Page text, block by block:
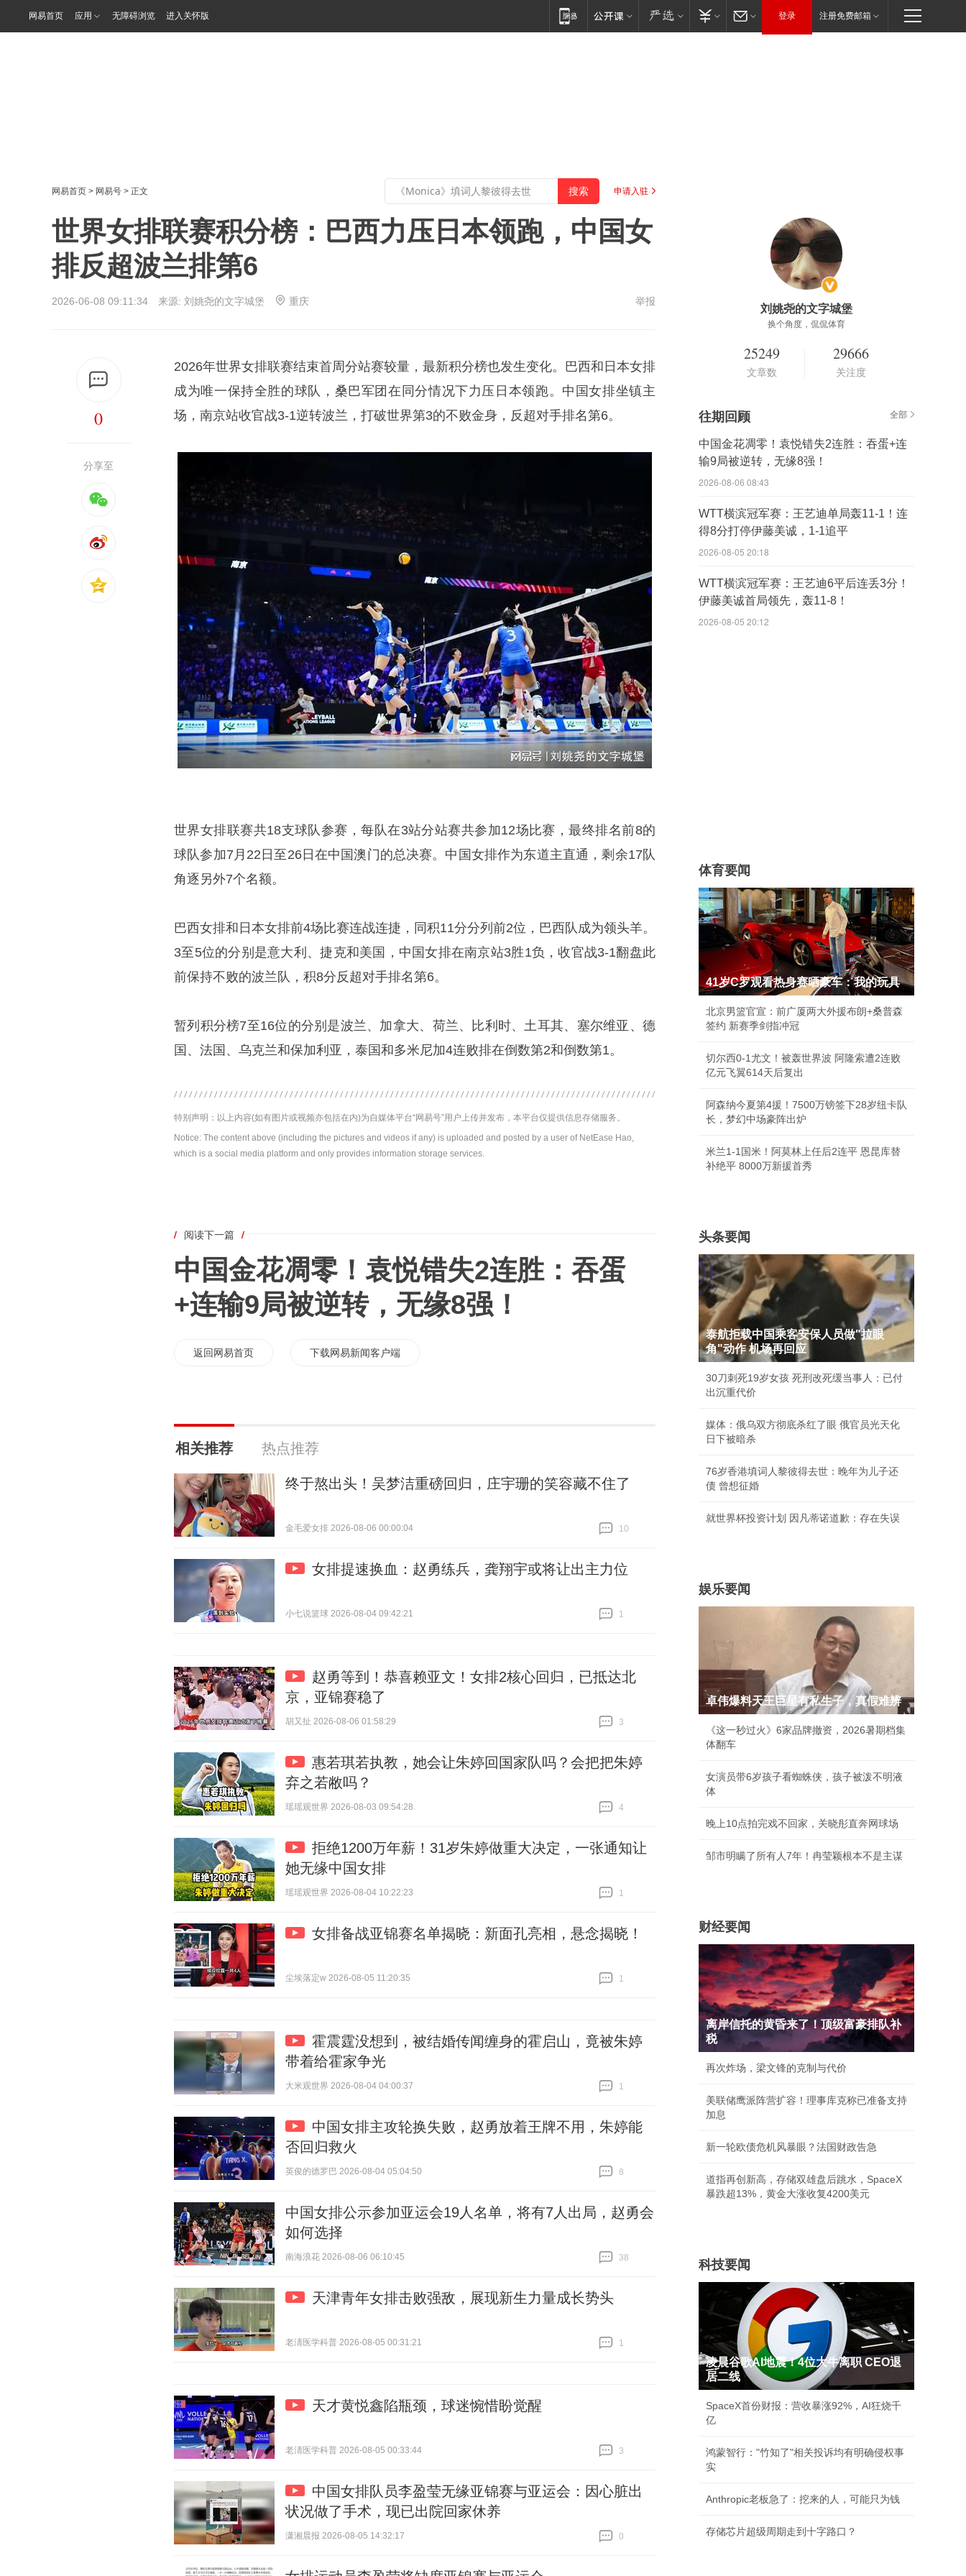
网易首页 应用 无障碍浏览 进入关怀版 登录 注册免费邮箱
网易首页 > 网易号 > 正文 申请入驻
世界女排联赛积分榜：巴西力压日本领跑，中国女
排反超波兰排第6
2026-06-08 09:11:34 来源: 刘姚尧的文字城堡 重庆 举报
0
分享至
2026年世界女排联赛结束首周分站赛较量，最新积分榜也发生变化。巴西和日本女排
成为唯一保持全胜的球队，桑巴军团在同分情况下力压日本领跑。中国女排坐镇主
场，南京站收官战3-1逆转波兰，打破世界第3的不败金身，反超对手排名第6。
世界女排联赛共18支球队参赛，每队在3站分站赛共参加12场比赛，最终排名前8的
球队参加7月22日至26日在中国澳门的总决赛。中国女排作为东道主直通，剩余17队
角逐另外7个名额。
巴西女排和日本女排前4场比赛连战连捷，同积11分分列前2位，巴西队成为领头羊。
3至5位的分别是意大利、捷克和美国，中国女排在南京站3胜1负，收官战3-1翻盘此
前保持不败的波兰队，积8分反超对手排名第6。
暂列积分榜7至16位的分别是波兰、加拿大、荷兰、比利时、土耳其、塞尔维亚、德
国、法国、乌克兰和保加利亚，泰国和多米尼加4连败排在倒数第2和倒数第1。
特别声明：以上内容(如有图片或视频亦包括在内)为自媒体平台“网易号”用户上传并发布，本平台仅提供信息存储服务。
Notice: The content above (including the pictures and videos if any) is uploaded and posted by a user of NetEase Hao,
which is a social media platform and only provides information storage services.
/ 阅读下一篇 /
中国金花凋零！袁悦错失2连胜：吞蛋
+连输9局被逆转，无缘8强！
返回网易首页 下载网易新闻客户端
相关推荐 热点推荐
终于熬出头！吴梦洁重磅回归，庄宇珊的笑容藏不住了
金毛爱女排 2026-08-06 00:00:04
10
女排提速换血：赵勇练兵，龚翔宇或将让出主力位
小七说篮球 2026-08-04 09:42:21
1
赵勇等到！恭喜赖亚文！女排2核心回归，已抵达北
京，亚锦赛稳了
胡又扯 2026-08-06 01:58:29
3
惠若琪若执教，她会让朱婷回国家队吗？会把把朱婷
弃之若敝吗？
瑶瑶观世界 2026-08-03 09:54:28
4
拒绝1200万年薪！31岁朱婷做重大决定，一张通知让
她无缘中国女排
瑶瑶观世界 2026-08-04 10:22:23
1
女排备战亚锦赛名单揭晓：新面孔亮相，悬念揭晓！
尘埃落定w 2026-08-05 11:20:35
1
霍震霆没想到，被结婚传闻缠身的霍启山，竟被朱婷
带着给霍家争光
大米观世界 2026-08-04 04:00:37
1
中国女排主攻轮换失败，赵勇放着王牌不用，朱婷能
否回归救火
英俊的德罗巴 2026-08-04 05:04:50
8
中国女排公示参加亚运会19人名单，将有7人出局，赵勇会
如何选择
南海浪花 2026-08-06 06:10:45
38
天津青年女排击败强敌，展现新生力量成长势头
老淸医学科普 2026-08-05 00:31:21
1
天才黄悦鑫陷瓶颈，球迷惋惜盼觉醒
老淸医学科普 2026-08-05 00:33:44
3
中国女排队员李盈莹无缘亚锦赛与亚运会：因心脏出
状况做了手术，现已出院回家休养
潇湘晨报 2026-08-05 14:32:17
0
刘姚尧的文字城堡
换个角度，侃侃体育
25249
文章数
29666
关注度
往期回顾 全部
中国金花凋零！袁悦错失2连胜：吞蛋+连
输9局被逆转，无缘8强！
2026-08-06 08:43
WTT横滨冠军赛：王艺迪单局轰11-1！连
得8分打停伊藤美诚，1-1追平
2026-08-05 20:18
WTT横滨冠军赛：王艺迪6平后连丢3分！
伊藤美诚首局领先，轰11-8！
2026-08-05 20:12
体育要闻
41岁C罗观看热身赛晒豪车：我的玩具
北京男篮官宣：前广厦两大外援布朗+桑普森
签约 新赛季剑指冲冠
切尔西0-1尤文！被轰世界波 阿隆索遭2连败
亿元飞翼614天后复出
阿森纳今夏第4援！7500万镑签下28岁纽卡队
长，梦幻中场豪阵出炉
米兰1-1国米！阿莫林上任后2连平 恩昆库替
补绝平 8000万新援首秀
头条要闻
泰航拒载中国乘客安保人员做"拉眼
角"动作 机场再回应
30刀刺死19岁女孩 死刑改死缓当事人：已付
出沉重代价
媒体：俄乌双方彻底杀红了眼 俄官员光天化
日下被暗杀
76岁香港填词人黎彼得去世：晚年为儿子还
债 曾想征婚
就世界杯投资计划 因凡蒂诺道歉：存在失误
娱乐要闻
卓伟爆料天王巨星有私生子，真假难辨
《这一秒过火》6家品牌撤资，2026暑期档集
体翻车
女演员带6岁孩子看蜘蛛侠，孩子被泼不明液
体
晚上10点拍完戏不回家，关晓彤直奔网球场
邹市明瞒了所有人7年！冉莹颖根本不是主谋
财经要闻
离岸信托的黄昏来了！顶级富豪排队补
税
再次炸场，梁文锋的克制与代价
美联储鹰派阵营扩容！理事库克称已准备支持
加息
新一轮欧债危机风暴眼？法国财政告急
道指再创新高，存储双雄盘后跳水，SpaceX
暴跌超13%，黄金大涨收复4200美元
科技要闻
凌晨谷歌AI地震！4位大牛离职 CEO退
居二线
SpaceX首份财报：营收暴涨92%，AI狂烧千
亿
鸿蒙智行："竹知了"相关投诉均有明确侵权事
实
Anthropic老板急了：挖来的人，可能只为钱
存储芯片超级周期走到十字路口？